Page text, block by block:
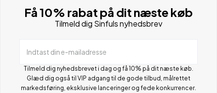
Få 10% rabat på dit næste køb
Tilmeld dig Sinfuls nyhedsbrev
Indtast din e-mailadresse
Tilmeld dig nyhedsbrevet i dag og få 10% på dit næste køb.
Glæd dig også til VIP adgang til de gode tilbud, målrettet
markedsføring, eksklusive lanceringer og fede konkurrencer.